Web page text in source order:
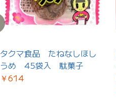
タクマ食品 たねなしほし
うめ 45袋入 駄菓子
￥614